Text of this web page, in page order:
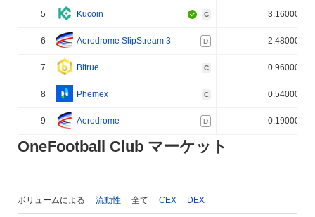
5 Kucoin C 3.160000%
6 Aerodrome SlipStream 3 D 2.480000%
7 Bitrue C 0.960000%
8 Phemex C 0.540000%
9 Aerodrome D 0.190000%
OneFootball Club マーケット
ボリュームによる 流動性 全て CEX DEX